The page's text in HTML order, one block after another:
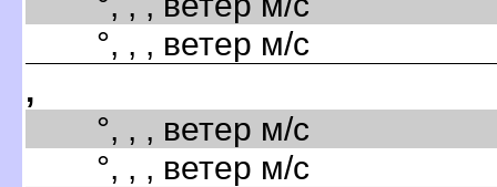
°, , , ветер м/с
,
°, , , ветер м/с
°, , , ветер м/с